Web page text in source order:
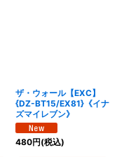
ザ・ウォール【EXC】
{DZ-BT15/EX81}《イナ
ズマイレブン》
480円(税込)